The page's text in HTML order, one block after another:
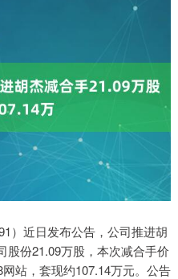
）近日发布公告，公司推进胡
股份21.09万股，本次减合手价
站，套现约107.14万元。公告